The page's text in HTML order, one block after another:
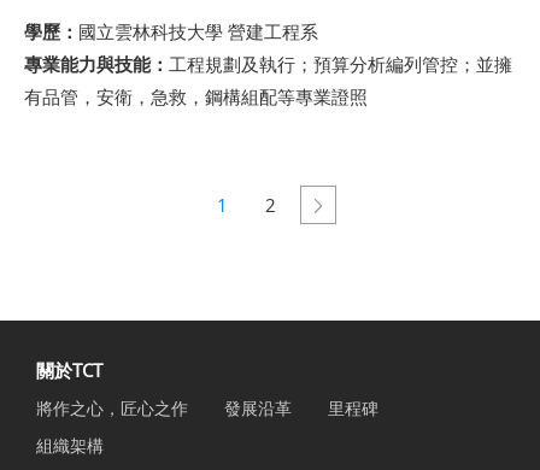
學歷： 國立雲林科技大學 營建工程系
專業能力與技能： 工程規劃及執行；預算分析編列管控；並擁
有品管，安衛，急救，鋼構組配等專業證照
1 2
關於TCT
將作之心，匠心之作 發展沿革
里程碑
組織架構